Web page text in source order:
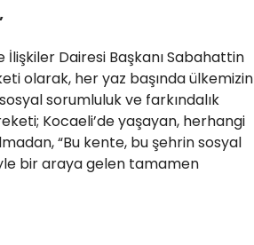
İlişkiler Dairesi Başkanı Sabahattin
olarak, her yaz başında ülkemizin
sorumluluk ve farkındalık
Kocaeli’de yaşayan, herhangi
“Bu kente, bu şehrin sosyal
bir araya gelen tamamen